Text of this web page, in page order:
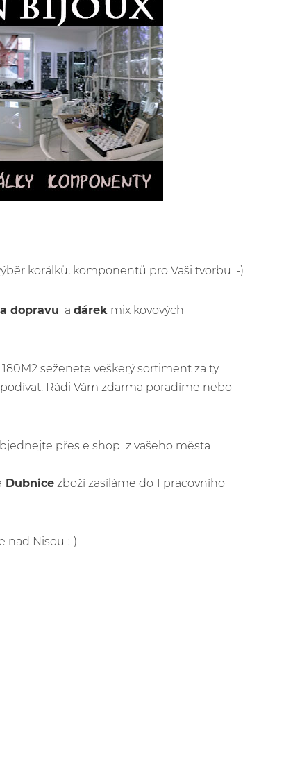
korálků, komponentů pro Vaši tvorbu :-)
dopravu a dárek mix kovových
seženete veškerý sortiment za ty
Rádi Vám zdarma poradíme nebo
přes e shop z vašeho města
Dubnice zboží zasíláme do 1 pracovního
nad Nisou :-)